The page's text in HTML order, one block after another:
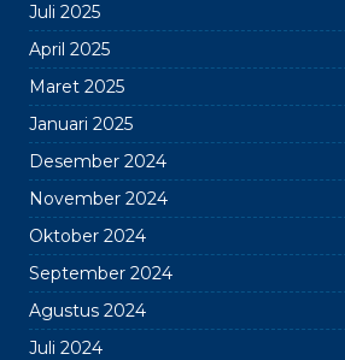
Juli 2025
April 2025
Maret 2025
Januari 2025
Desember 2024
November 2024
Oktober 2024
September 2024
Agustus 2024
Juli 2024